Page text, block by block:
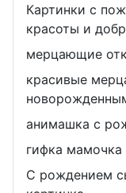
Картинки с
красоты и
мерцающие
красивые
анимашка с
гифка
С рождением